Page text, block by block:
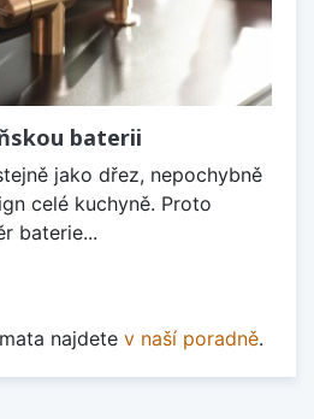
baterii
jako dřez, nepochybně
celé kuchyně. Proto
baterie...
najdete v naší poradně.